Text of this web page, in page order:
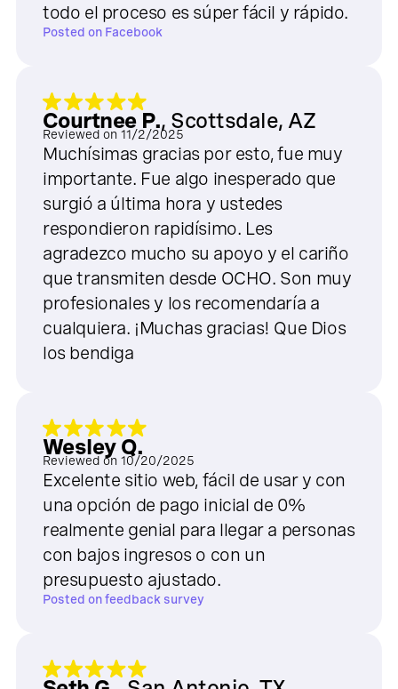
todo el proceso es súper fácil y rápido.
Posted on Facebook
Courtnee P., Scottsdale, AZ
Reviewed on 11/2/2025
Muchísimas gracias por esto, fue muy
importante. Fue algo inesperado que
surgió a última hora y ustedes
respondieron rapidísimo. Les
agradezco mucho su apoyo y el cariño
que transmiten desde OCHO. Son muy
profesionales y los recomendaría a
cualquiera. ¡Muchas gracias! Que Dios
los bendiga
Wesley Q.
Reviewed on 10/20/2025
Excelente sitio web, fácil de usar y con
una opción de pago inicial de 0%
realmente genial para llegar a personas
con bajos ingresos o con un
presupuesto ajustado.
Posted onfeedback survey